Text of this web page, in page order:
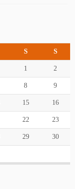
S S
1 2
8 9
15 16
22 23
29 30